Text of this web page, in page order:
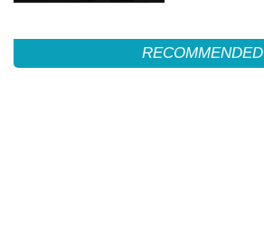
RECOMMENDED